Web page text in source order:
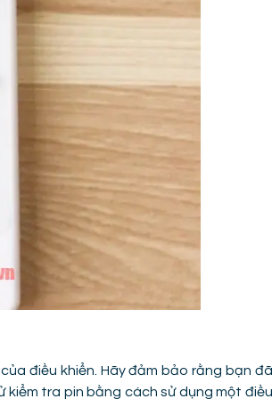
điều khiển. Hãy đảm bảo rằng bạn đã
kiểm tra pin bằng cách sử dụng một điều